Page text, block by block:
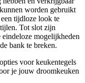
worden gebruikt
tijdloze look te
Tot slot zijn
eindeloze mogelijkheden
bank te breken.
voor keukentegels
je jouw droomkeuken